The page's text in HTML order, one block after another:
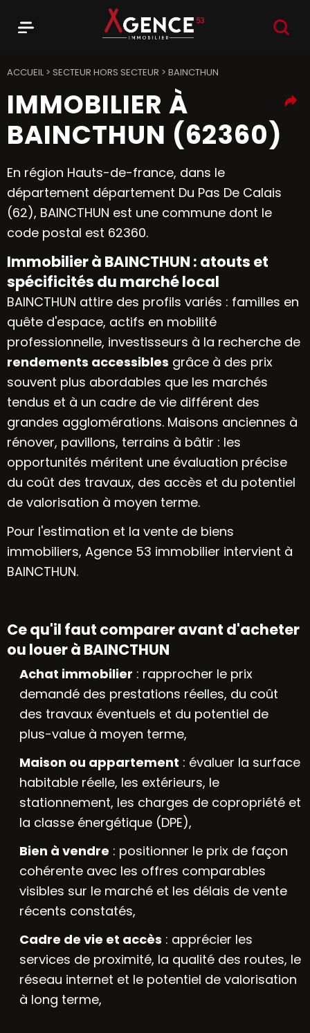
ACCUEIL> SECTEUR HORS SECTEUR > BAINCTHUN
IMMOBILIER À
BAINCTHUN (62360)
En région Hauts-de-france, dans le
département département Du Pas De Calais
(62), BAINCTHUN est une commune dont le
code postal est 62360.
Immobilier à BAINCTHUN : atouts et
spécificités du marché local
BAINCTHUN attire des profils variés : familles en
quête d'espace, actifs en mobilité
professionnelle, investisseurs à la recherche de
rendements accessibles grâce à des prix
souvent plus abordables que les marchés
tendus et à un cadre de vie différent des
grandes agglomérations. Maisons anciennes à
rénover, pavillons, terrains à bâtir : les
opportunités méritent une évaluation précise
du coût des travaux, des accès et du potentiel
de valorisation à moyen terme.
Pour l'estimation et la vente de biens
immobiliers, Agence 53 immobilier intervient à
BAINCTHUN.
Ce qu'il faut comparer avant d'acheter
ou louer à BAINCTHUN
Achat immobilier : rapprocher le prix
demandé des prestations réelles, du coût
des travaux éventuels et du potentiel de
plus-value à moyen terme,
Maison ou appartement : évaluer la surface
habitable réelle, les extérieurs, le
stationnement, les charges de copropriété et
la classe énergétique (DPE),
Bien à vendre : positionner le prix de façon
cohérente avec les offres comparables
visibles sur le marché et les délais de vente
récents constatés,
Cadre de vie et accès : apprécier les
services de proximité, la qualité des routes, le
réseau internet et le potentiel de valorisation
à long terme,